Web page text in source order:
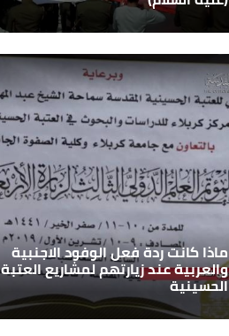
ماذا كانت ردة فعل الوفود الاجنبية
والعربية عند زيارتهم لمشاريع العتبة
الحسينية